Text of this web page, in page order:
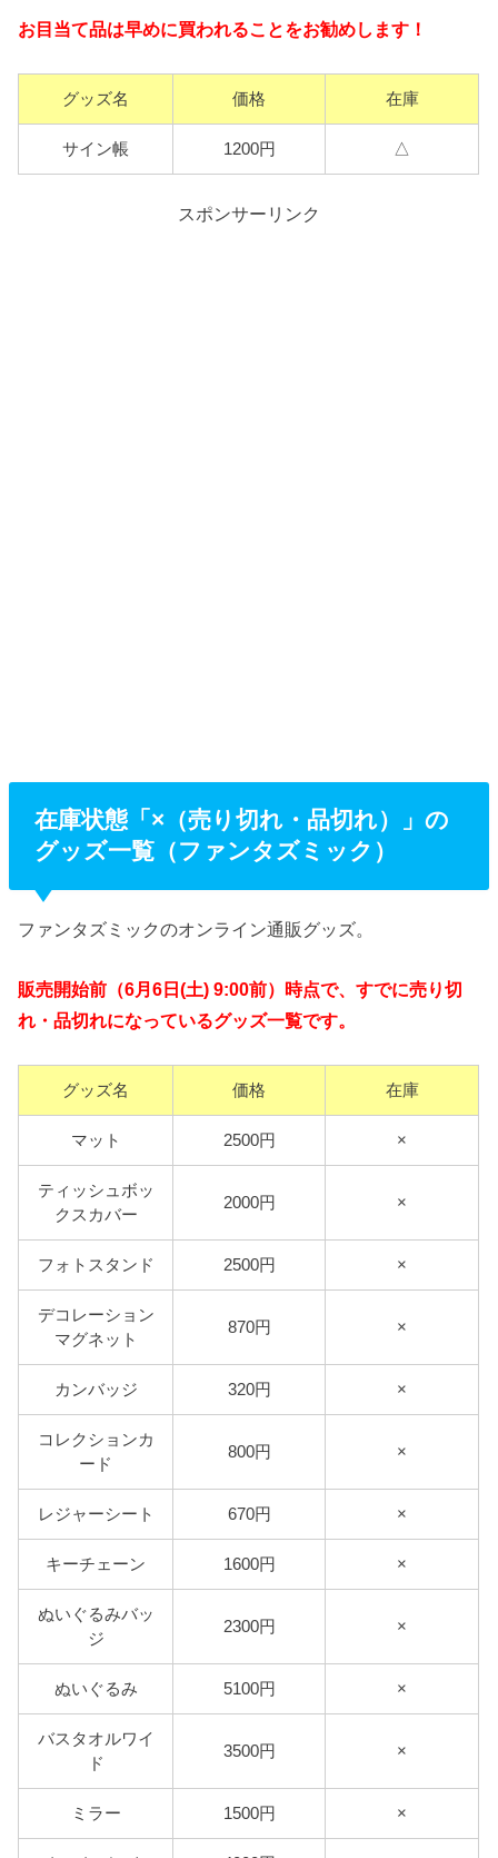
お目当て品は早めに買われることをお勧めします！
グッズ名 価格 在庫
サイン帳 1200円 △
スポンサーリンク
在庫状態「×（売り切れ・品切れ）」の
グッズ一覧（ファンタズミック）
ファンタズミックのオンライン通販グッズ。
販売開始前（6月6日(土) 9:00前）時点で、すでに売り切
れ・品切れになっているグッズ一覧です。
グッズ名 価格 在庫
マット 2500円 ×
ティッシュボッ
クスカバー
2000円 ×
フォトスタンド 2500円 ×
デコレーション
マグネット
870円 ×
カンバッジ 320円 ×
コレクションカ
ード
800円 ×
レジャーシート 670円 ×
キーチェーン 1600円 ×
ぬいぐるみバッ
ジ
2300円 ×
ぬいぐるみ 5100円 ×
バスタオルワイ
ド
3500円 ×
ミラー 1500円 ×